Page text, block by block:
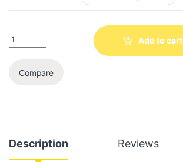
Add to cart
Compare
Description Reviews